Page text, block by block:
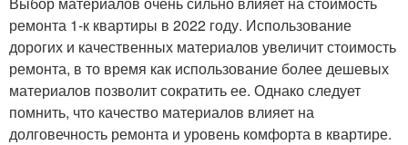
ремонта 1-к квартиры в 2022 году. Использование
дорогих и качественных материалов увеличит стоимость
ремонта, в то время как использование более дешевых
материалов позволит сократить ее. Однако следует
помнить, что качество материалов влияет на
долговечность ремонта и уровень комфорта в квартире.